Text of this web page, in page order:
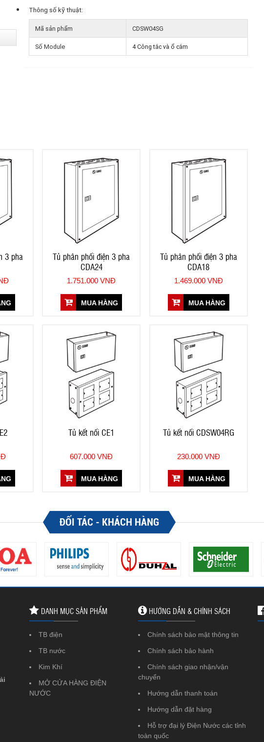
Thông số kỹ thuật:
Mã sản phẩm CDSW04SG
Số Module 4 Công tắc và ổ cắm
3 pha
Tủ phân phối điện 3 pha
CDA24
1.751.000 VNĐ
MUA HÀNG
Tủ phân phối điện 3 pha
CDA18
1.469.000 VNĐ
MUA HÀNG
Tủ kết nối CE1
607.000 VNĐ
MUA HÀNG
Tủ kết nối CDSW04RG
230.000 VNĐ
MUA HÀNG
ĐỐI TÁC - KHÁCH HÀNG
HƯỚNG DẪN & CHÍNH SÁCH
Chính sách bảo mật thông tin
Chính sách bảo hành
Chính sách giao nhận/vận
chuyển
Hướng dẫn thanh toán
Hướng dẫn đặt hàng
Hỗ trợ đại lý Điện Nước các tỉnh
toàn quốc
DANH MỤC SẢN PHẨM
TB điện
TB nước
Kim Khí
MỞ CỬA HÀNG ĐIỆN
NƯỚC